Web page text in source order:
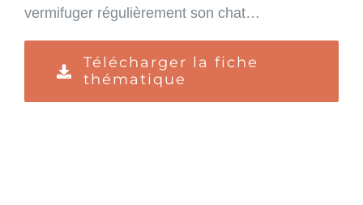
vermifuger régulièrement son chat…
Télécharger la fiche
thématique